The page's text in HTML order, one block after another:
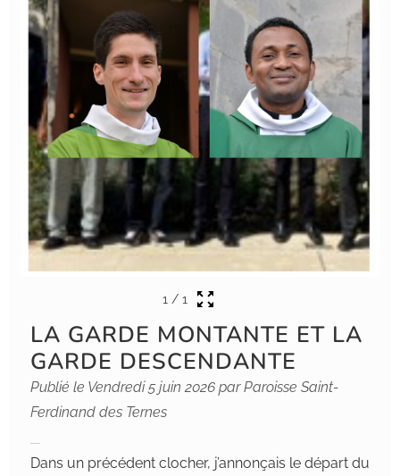
1 / 1
LA GARDE MONTANTE ET LA
GARDE DESCENDANTE
Publié le Vendredi 5 juin 2026 par Paroisse Saint-
Ferdinand des Ternes
Dans un précédent clocher, j’annonçais le départ du